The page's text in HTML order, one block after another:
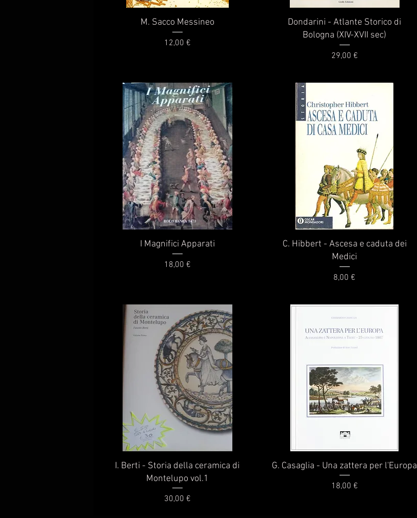
Vista rapida
M. Sacco Messineo
Prezzo
12,00 €
Vista rapida
Dondarini - Atlante Storico di
Bologna (XIV-XVII sec)
Prezzo
29,00 €
Vista rapida
I Magnifici Apparati
Prezzo
18,00 €
Vista rapida
C. Hibbert - Ascesa e caduta dei
Medici
Prezzo
8,00 €
Vista rapida
I. Berti - Storia della ceramica di
Montelupo vol.1
Prezzo
30,00 €
Vista rapida
G. Casaglia - Una zattera per l'Europa
Prezzo
18,00 €